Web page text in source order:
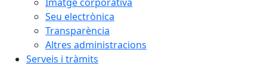
Seu electrònica
Transparència
Altres administracions
Serveis i tràmits